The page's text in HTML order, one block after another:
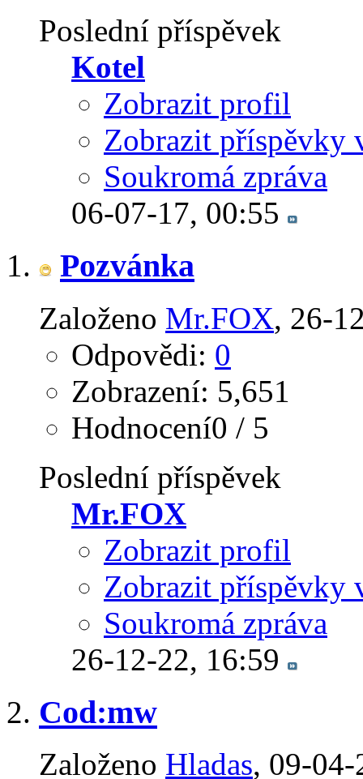
Poslední příspěvek
Kotel
Zobrazit profil
Zobrazit příspěvky
Soukromá zpráva
06-07-17, 00:55
Pozvánka
Založeno Mr.FOX‎, 26-
Odpovědi: 0
Zobrazení: 5,651
Hodnocení0 / 5
Poslední příspěvek
Mr.FOX
Zobrazit profil
Zobrazit příspěvky
Soukromá zpráva
26-12-22, 16:59
Cod:mw
Založeno Hladas‎, 09-